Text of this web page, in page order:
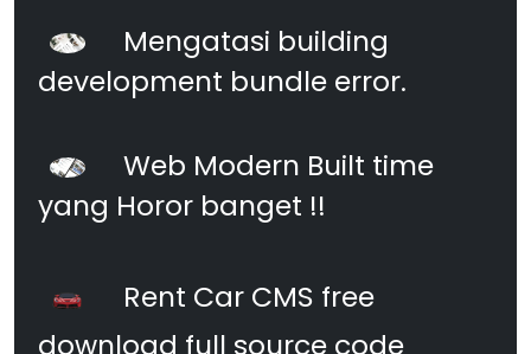
Mengatasi building
development bundle error.
Web Modern Built time
yang Horor banget !!
Rent Car CMS free
download full source code